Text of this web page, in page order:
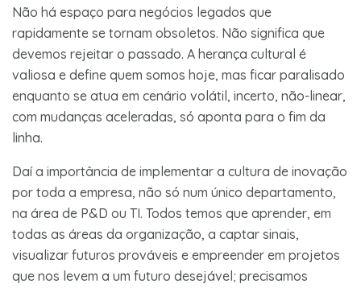
Não há espaço para negócios legados que
rapidamente se tornam obsoletos. Não significa que
devemos rejeitar o passado. A herança cultural é
valiosa e define quem somos hoje, mas ficar paralisado
enquanto se atua em cenário volátil, incerto, não-linear,
com mudanças aceleradas, só aponta para o fim da
linha.
Daí a importância de implementar a cultura de inovação
por toda a empresa, não só num único departamento,
na área de P&D ou TI. Todos temos que aprender, em
todas as áreas da organização, a captar sinais,
visualizar futuros prováveis e empreender em projetos
que nos levem a um futuro desejável; precisamos